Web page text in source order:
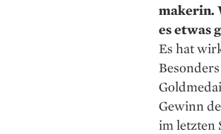
makerin.
es etwas
Es hat
Gewinn
im letzten